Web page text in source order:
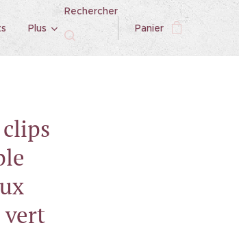
Plus
Rechercher
Panier
vert